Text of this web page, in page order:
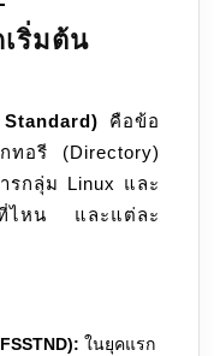
ริ่มต้น
คือข้อ
ทอรี (Directory)
รกลุ่ม Linux และ
ที่ไหน และแต่ละ
ในยุคแรก